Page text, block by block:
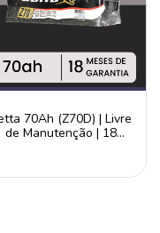
70Ah (Z70D) | Livre
de Manutenção | 18